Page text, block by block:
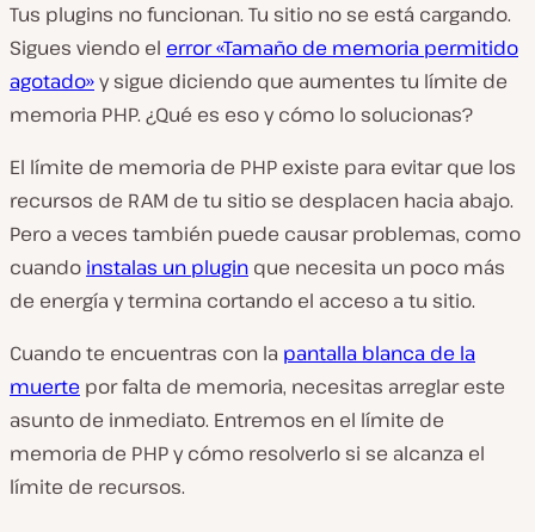
Tus plugins no funcionan. Tu sitio no se está cargando.
Sigues viendo el error «Tamaño de memoria permitido
agotado»y sigue diciendo que aumentes tu límite de
memoria PHP. ¿Qué es eso y cómo lo solucionas?
El límite de memoria de PHP existe para evitar que los
recursos de RAM de tu sitio se desplacen hacia abajo.
Pero a veces también puede causar problemas, como
cuando instalas un plugin que necesita un poco más
de energía y termina cortando el acceso a tu sitio.
Cuando te encuentras con la pantalla blanca de la
muerte por falta de memoria, necesitas arreglar este
asunto de inmediato. Entremos en el límite de
memoria de PHP y cómo resolverlo si se alcanza el
límite de recursos.